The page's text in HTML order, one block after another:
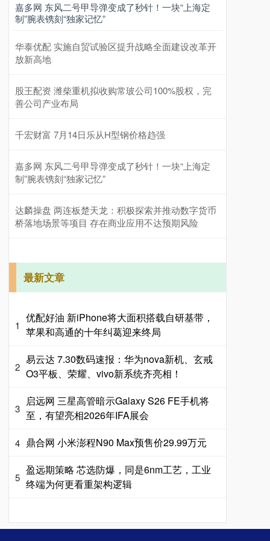
嘉多网 东风二号甲导弹变成了秒针！一块“上海定
制”腕表镌刻“独家记忆”
华泰优配 实施自贸试验区提升战略全面建设改革开
放新高地
股王配资 潍柴重机拟收购常玻公司100%股权，完
善公司产业布局
千宏财富 7月14日乐从H型钢价格趋强
嘉多网 东风二号甲导弹变成了秒针！一块“上海定
制”腕表镌刻“独家记忆”
达麟操盘 两连板楚天龙：积极探索并推动数字货币
桥落地场景等项目 存在商业应用不达预期风险
最新文章
1
优配好油 新iPhone将大面积搭载自研基带，
苹果和高通的十年纠葛迎来终局
2
易云达 7.30数码速报：华为nova新机、玄戒
O3平板、荣耀、vivo新系统齐亮相！
3
启远网 三星高管暗示Galaxy S26 FE手机将
至，有望亮相2026年IFA展会
4 鼎合网 小米澎程N90 Max预售价29.99万元
5
盈远期策略 芯选防爆，同是6nm工艺，工业
终端为何更看重架构逻辑